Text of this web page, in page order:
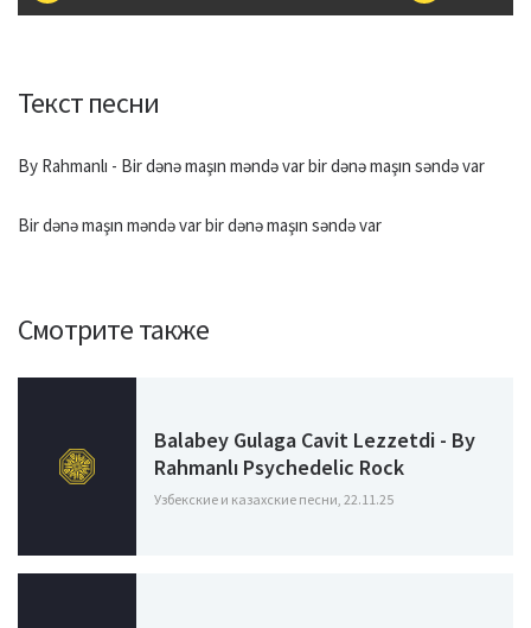
Текст песни
By Rahmanlı - Bir dənə maşın məndə var bir dənə maşın səndə var
Bir dənə maşın məndə var bir dənə maşın səndə var
Смотрите также
Balabey Gulaga Cavit Lezzetdi - By
Rahmanlı Psychedelic Rock
Узбекские и казахские песни, 22.11.25